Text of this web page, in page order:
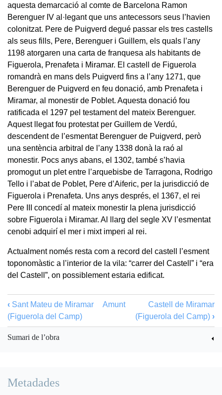
aquesta demarcació al comte de Barcelona Ramon
Berenguer IV al·legant que uns antecessors seus l’havien
colonitzat. Pere de Puigverd degué passar els tres castells
als seus fills, Pere, Berenguer i Guillem, els quals l’any
1198 atorgaren una carta de franquesa als habitants de
Figuerola, Prenafeta i Miramar. El castell de Figuerola
romandrà en mans dels Puigverd fins a l’any 1271, que
Berenguer de Puigverd en feu donació, amb Prenafeta i
Miramar, al monestir de Poblet. Aquesta donació fou
ratificada el 1297 pel testament del mateix Berenguer.
Aquest llegat fou protestat per Guillem de Verdú,
descendent de l’esmentat Berenguer de Puigverd, però
una sentència arbitral de l’any 1338 donà la raó al
monestir. Pocs anys abans, el 1302, també s’havia
promogut un plet entre l’arquebisbe de Tarragona, Rodrigo
Tello i l’abat de Poblet, Pere d’Aiferic, per la jurisdicció de
Figuerola i Prenafeta. Uns anys després, el 1367, el rei
Pere III concedí al mateix monestir la plena jurisdicció
sobre Figuerola i Miramar. Al llarg del segle XV l’esmentat
cenobi adquirí el mer i mixt imperi al rei.
Actualment només resta com a record del castell l’esment
toponomàstic a l’interior de la vila: “carrer del Castell” i “era
del Castell”, on possiblement estaria edificat.
‹ Sant Mateu de Miramar
(Figuerola del Camp)
Amunt
Castell de Miramar
(Figuerola del Camp) ›
Sumari de l’obra
Metadades